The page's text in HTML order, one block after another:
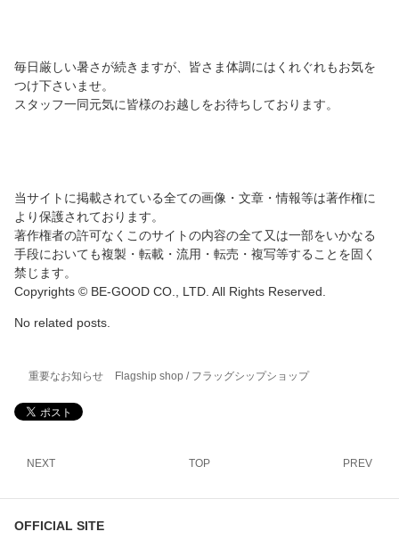
毎日厳しい暑さが続きますが、皆さま体調にはくれぐれもお気を
つけ下さいませ。
スタッフ一同元気に皆様のお越しをお待ちしております。
当サイトに掲載されている全ての画像・文章・情報等は著作権に
より保護されております。
著作権者の許可なくこのサイトの内容の全て又は一部をいかなる
手段においても複製・転載・流用・転売・複写等することを固く
禁じます。
Copyrights © BE-GOOD CO., LTD. All Rights Reserved.
No related posts.
重要なお知らせ Flagship shop / フラッグシップショップ
NEXT TOP PREV
OFFICIAL SITE